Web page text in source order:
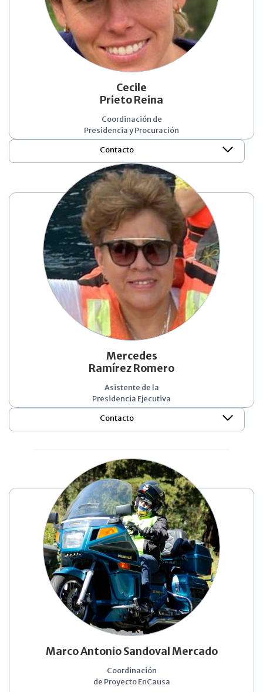
Cecile
Prieto Reina
Coordinación de
Presidencia y Procuración
Contacto
Mercedes
Ramírez Romero
Asistente de la
Presidencia Ejecutiva
Contacto
Marco Antonio Sandoval Mercado
Coordinación
de Proyecto EnCausa